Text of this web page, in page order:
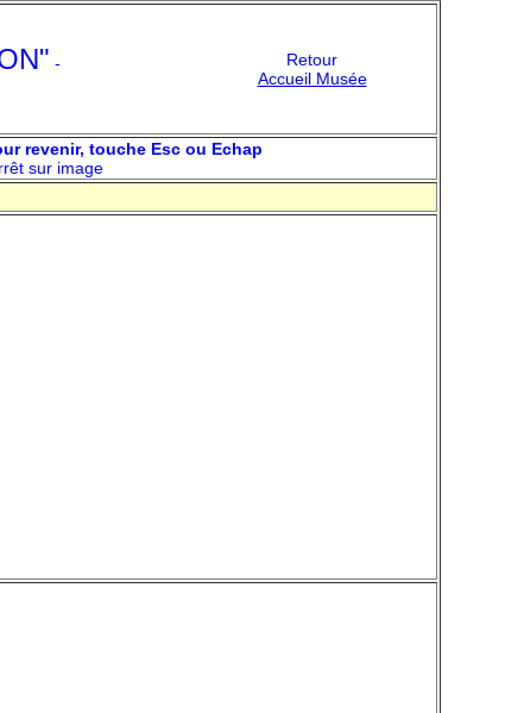
-
Retour
Accueil Musée
revenir, touche Esc ou Echap
sur image